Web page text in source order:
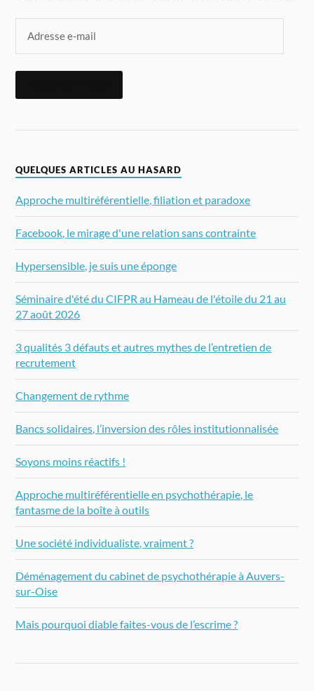
QUELQUES ARTICLES AU HASARD
Approche multiréférentielle, filiation et paradoxe
Facebook, le mirage d'une relation sans contrainte
Hypersensible, je suis une éponge
Séminaire d'été du CIFPR au Hameau de l'étoile du 21 au
27 août 2026
3 qualités 3 défauts et autres mythes de l’entretien de
recrutement
Changement de rythme
Bancs solidaires, l’inversion des rôles institutionnalisée
Soyons moins réactifs !
Approche multiréférentielle en psychothérapie, le
fantasme de la boîte à outils
Une société individualiste, vraiment ?
Déménagement du cabinet de psychothérapie à Auvers-
sur-Oise
Mais pourquoi diable faites-vous de l’escrime ?